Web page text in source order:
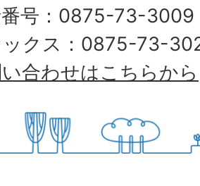
番号：0875-73-3009
ックス：0875-73-
合わせはこちらから